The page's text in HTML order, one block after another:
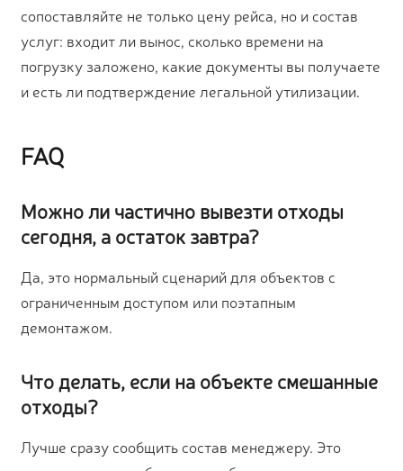
сопоставляйте не только цену рейса, но и состав
услуг: входит ли вынос, сколько времени на
погрузку заложено, какие документы вы получаете
и есть ли подтверждение легальной утилизации.
FAQ
Можно ли частично вывезти отходы
сегодня, а остаток завтра?
Да, это нормальный сценарий для объектов с
ограниченным доступом или поэтапным
демонтажом.
Что делать, если на объекте смешанные
отходы?
Лучше сразу сообщить состав менеджеру. Это